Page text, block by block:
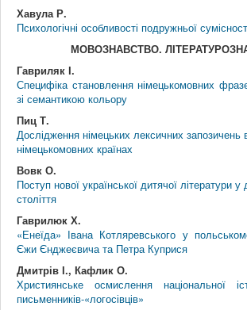
Хавула Р.
Психологічні особливості подружньої
МОВОЗНАВСТВО.
Гавриляк І.
Специфіка становлення німецькомовних
зі семантикою кольору
Пиц Т.
Дослідження німецьких лексичних запозичень
німецькомовних країнах
Вовк О.
Поступ нової української дитячої літератури у
століття
Гаврилюк Х.
«Енеїда» Івана Котляревського у
Єжи Єнджеєвича та Петра Куприся
Дмитрів І., Кафлик О.
Християнське осмислення національної
письменників-«логосівців»